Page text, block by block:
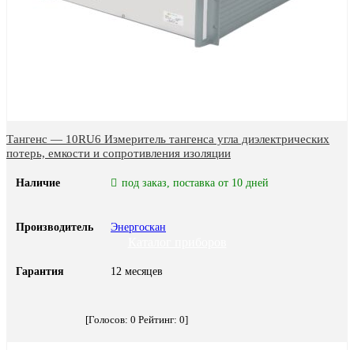
Тангенс — 10RU6 Измеритель тангенса угла диэлектрических
потерь, емкости и сопротивления изоляции
Наличие под заказ, поставка от 10 дней
Производитель Энергоскан
Гарантия 12 месяцев
[Голосов: 0 Рейтинг: 0]